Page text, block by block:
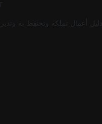
أعمال تملكه وتحتفظ به